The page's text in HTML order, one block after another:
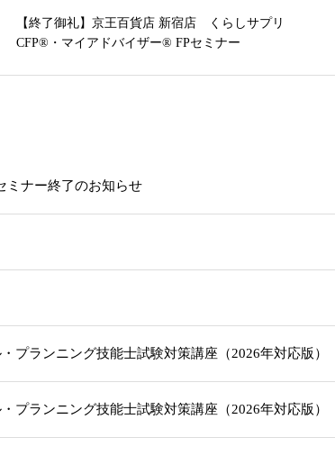
【終了御礼】京王百貨店 新宿店 くらしサプリ
CFP®・マイアドバイザー® FPセミナー
ミナー終了のお知らせ
プランニング技能士試験対策講座（2026年対応版）
プランニング技能士試験対策講座（2026年対応版）